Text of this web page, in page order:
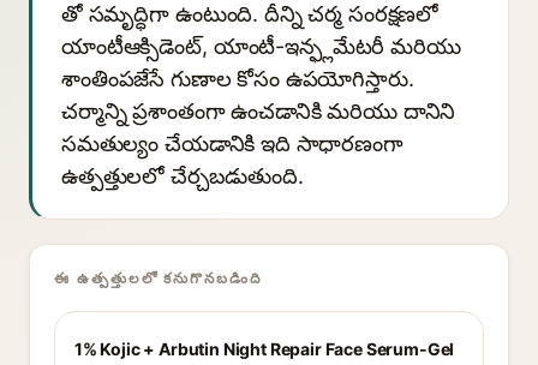
తో సమృద్ధిగా ఉంటుంది. దీన్ని చర్మ సంరక్షణలో
యాంటీఆక్సిడెంట్, యాంటీ-ఇన్ఫ్లమేటరీ మరియు
శాంతింపజేసే గుణాల కోసం ఉపయోగిస్తారు.
చర్మాన్ని ప్రశాంతంగా ఉంచడానికి మరియు దానిని
సమతుల్యం చేయడానికి ఇది సాధారణంగా
ఉత్పత్తులలో చేర్చబడుతుంది.
ఈ ఉత్పత్తులలో కనుగొనబడింది
1% Kojic + Arbutin Night Repair Face Serum-Gel